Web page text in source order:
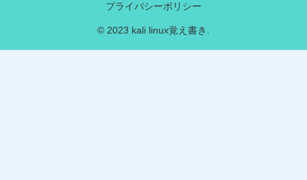
プライバシーポリシー
© 2023 kali linux覚え書き.